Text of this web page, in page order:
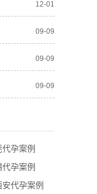
12-01
09-09
09-09
09-09
代孕案例
代孕案例
安代孕案例